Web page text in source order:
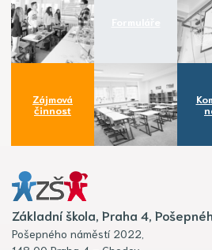
Zájmová
činnost
Základní škola, Praha 4,
Pošepného náměstí 2022,